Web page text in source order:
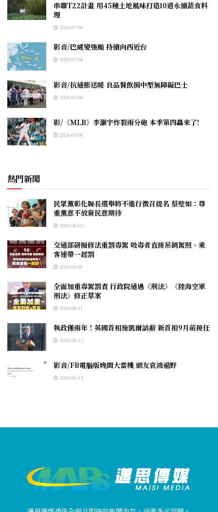
串聯T22計畫 用45種土地風味打造10道永續蔬食料
理
2026-07-04
影音/巴威變強颱 持續向西近台
2026-07-04
影音/抗通膨送暖 良品餐飲捐中型無障礙巴士
2026-07-04
影/《MLB》李灝宇炸裂兩分砲 本季第四轟來了!
2026-07-04
熱門新聞
民眾黨彰化縣長選舉將不進行徵召提名 蔡壁如：尊
重黨意不放棄民意期待
2026-06-03
交通部研擬修法重罰毒駕 吸毒者直接吊銷駕照、乘
客連帶一起罰
2026-06-01
全面加重毒駕罰責 行政院通過《刑法》《陸海空軍
刑法》修正草案
2026-06-11
執政僅兩年！英國首相施凱爾請辭 新首相9月前接任
2026-06-22
影音/FB電腦版晚間大當機 網友哀鴻遍野
2026-06-12